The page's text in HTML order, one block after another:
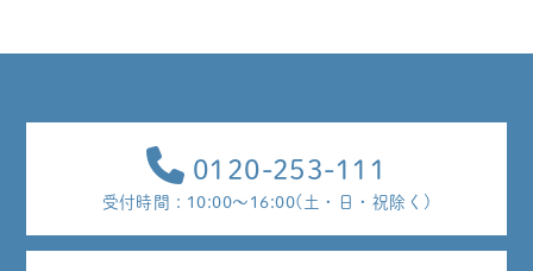
0120-253-111
受付時間 : 10:00～16:00(土・日・祝除く)